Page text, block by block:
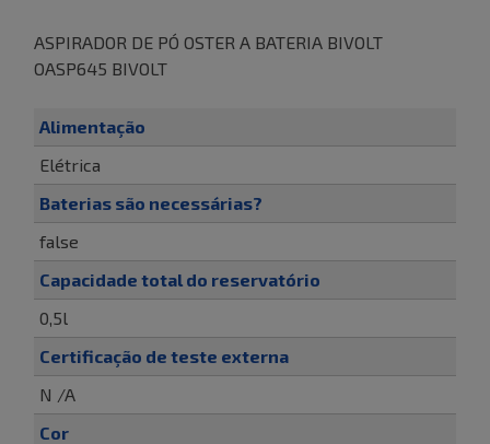
ASPIRADOR DE PÓ OSTER A BATERIA BIVOLT
OASP645 BIVOLT
Alimentação
Elétrica
Baterias são necessárias?
false
Capacidade total do reservatório
0,5l
Certificação de teste externa
N /A
Cor